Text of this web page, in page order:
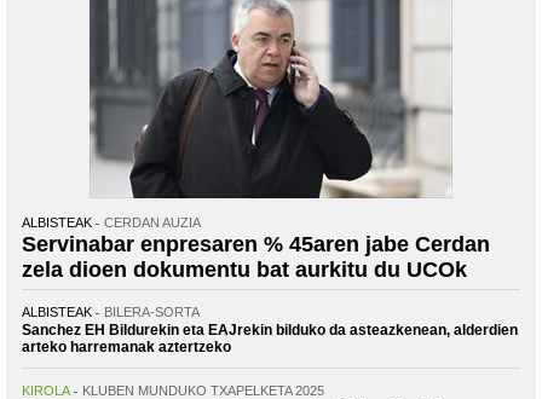
ALBISTEAK CERDAN AUZIA
Servinabar enpresaren % 45aren jabe Cerdan
zela dioen dokumentu bat aurkitu du UCOk
ALBISTEAK BILERA-SORTA
Sanchez EH Bildurekin eta EAJrekin bilduko da asteazkenean, alderdien
arteko harremanak aztertzeko
KIROLA KLUBEN MUNDUKO TXAPELKETA 2025